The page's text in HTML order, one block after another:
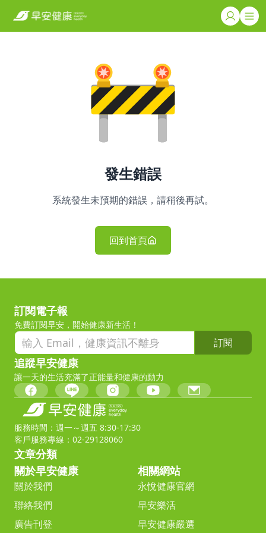
發生錯誤
系統發生未預期的錯誤，請稍後再試。
回到首頁
訂閱電子報
免費訂閱早安，開始健康新生活！
訂閱
追蹤早安健康
讓一天的生活充滿了正能量和健康的動力
服務時間：週一～週五 8:30-17:30
客戶服務專線：02-29128060
文章分類
關於早安健康
關於我們
聯絡我們
廣告刊登
相關網站
永悅健康官網
早安樂活
早安健康嚴選